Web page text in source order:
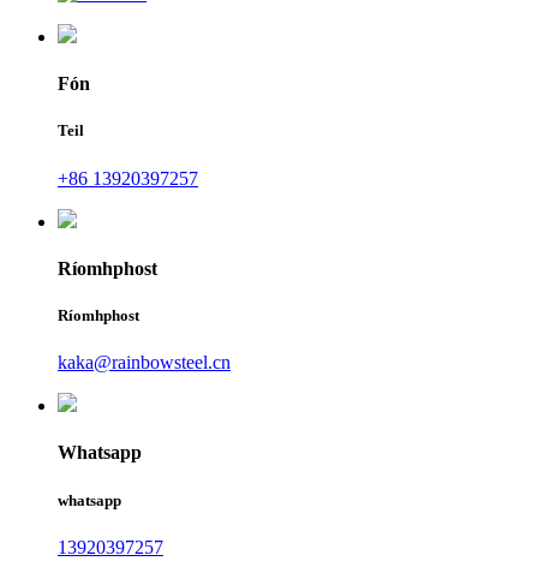
Fón
Teil
+86 13920397257
Ríomhphost
Ríomhphost
kaka@rainbowsteel.cn
Whatsapp
whatsapp
13920397257